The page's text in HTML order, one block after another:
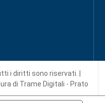
i diritti sono riservati. |
di Trame Digitali - Prato